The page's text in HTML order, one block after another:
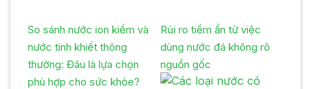
So sánh nước ion kiềm và
nước tinh khiết thông
thường: Đâu là lựa chọn
phù hợp cho sức khỏe?
Rủi ro tiềm ẩn từ việc
dùng nước đá không rõ
nguồn gốc